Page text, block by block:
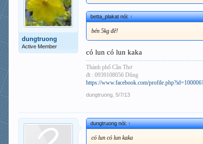
dungtruong
Active Member
betta_plakat nói:↑
bén 5kg đê!
có lun có lun kaka
Thành phố Cần Thơ
đt : 0939108056 Dũng
https://www.facebook.com/
dungtruong 5/7/13
dungtruong nói:↑
có lun có lun kaka